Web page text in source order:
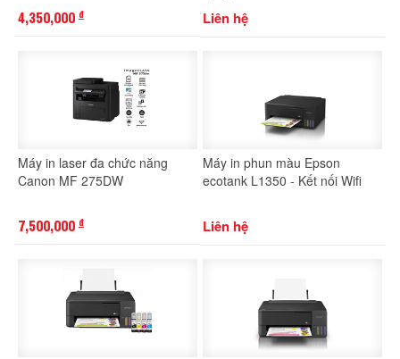
4,350,000 đ Liên hệ
Máy in laser đa chức năng
Canon MF 275DW
7,500,000 đ
Máy in phun màu Epson
ecotank L1350 - Kết nối Wifi
Liên hệ